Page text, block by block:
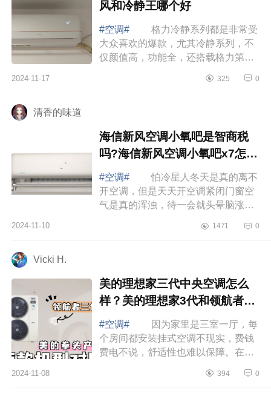
风和冷静王哪个好
#空调#
格力冷静系列都是非常受
大众喜欢的爆款，尤其冷静系列，不
仅颜值高，功能全，还搭载格力第二
小所以你选哪个款，下面小编为大家
2024-11-17 325 0
清香的味道
海信新风空调小氧吧是智商税
吗?海信新风空调小氧吧x7怎么
样
#空调#
怕冷星人冬天是真的离不
开空调，但是天天开空调紧闭门窗空
气是真的浑浊，待一会就头晕脑涨
上，脸干得不行身子热得不行，但是
2024-11-10 1471 0
Vicki H.
美的理想家三代中央空调怎么
样？美的理想家3代和领航者3
代哪个好
#空调#
因为家里是三室一厅，每
个房间都安装挂式空调不现实，费钱
费电不说，舒适性也难以保障。在众
的智慧空气管家中央空调，下面小编
2024-11-08 394 0